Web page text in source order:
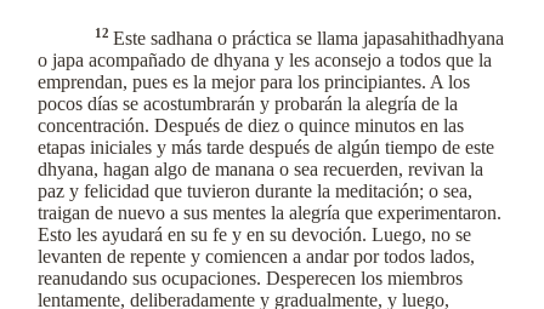
12Este sadhana o práctica se llama japasahithadhyana
o japa acompañado de dhyana y les aconsejo a todos que la
emprendan, pues es la mejor para los principiantes. A los
pocos días se acostumbrarán y probarán la alegría de la
concentración. Después de diez o quince minutos en las
etapas iniciales y más tarde después de algún tiempo de este
dhyana, hagan algo de manana o sea recuerden, revivan la
paz y felicidad que tuvieron durante la meditación; o sea,
traigan de nuevo a sus mentes la alegría que experimentaron.
Esto les ayudará en su fe y en su devoción. Luego, no se
levanten de repente y comiencen a andar por todos lados,
reanudando sus ocupaciones. Desperecen los miembros
lentamente, deliberadamente y gradualmente, y luego,